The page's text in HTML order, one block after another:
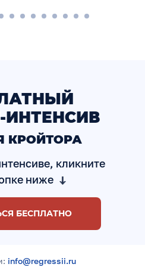
КРОЙТОРА
кликните
ниже
БЕСПЛАТНО
info@regressii.ru